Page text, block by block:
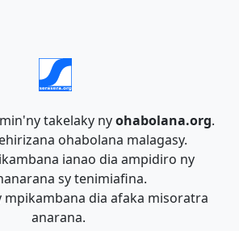
takelaky nyohabolana.org.
ohabolana malagasy.
ianao dia ampidiro ny
sy tenimiafina.
mpikambana dia afaka misoratra
anarana.